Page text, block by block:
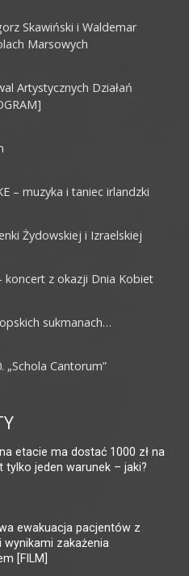
Skawiński i Waldemar
Marsowych
Artystycznych Działań
– muzyka i taniec irlandzki
Żydowskiej i Izraelskiej
koncert z okazji Dnia Kobiet
sukmanach…
„Schola Cantorum”
etacie ma dostać 1000 zł na
tylko jeden warunek – jaki?
ewakuacja pacjentów z
zakażenia
[FILM]